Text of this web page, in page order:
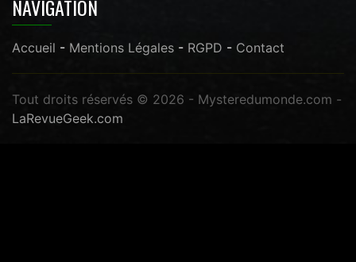
NAVIGATION
Accueil - Mentions Légales - RGPD - Contact
Tout droits réservés © 2026 - Mysteredumonde.com -
LaRevueGeek.com